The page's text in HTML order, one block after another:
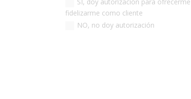
SÍ, doy autorización para
fidelizarme como cliente
NO, no doy autorización